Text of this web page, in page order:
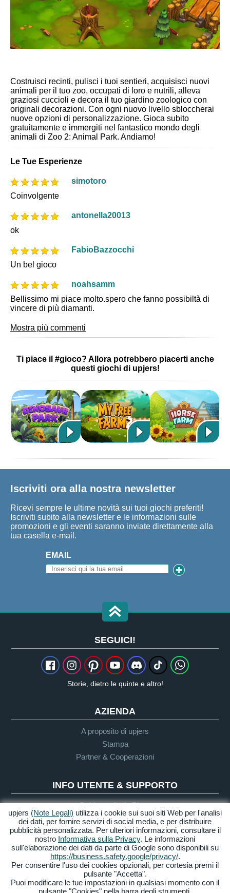
Costruisci recinti, pulisci i tuoi sentieri, acquisisci nuovi
animali per il tuo zoo, occupati di loro e nutrili, alleva
graziosi cuccioli e decora il tuo giardino zoologico con
originali decorazioni. Con ogni nuovo livello sbloccherai
nuove opzioni di personalizzazione. Gioca subito
gratuitamente e immergiti nel fantastico mondo degli
animali di Zoo 2: Animal Park. Andiamo!
Le Tue Esperienze
simotoro
Coinvolgente
antonella20013
ok
FabioBazzocchi
Un bel gioco
noahsamm
Bellissimo mi piace molto.spero che fanno possibiltà di
vincere di più diamanti.
Mostra più commenti
Ti piace il #gioco? Allora potrebbero piacerti anche
questi giochi di upjers!
Iscriviti ora alla nostra newsletter
Ricevi sempre le ultime novità sui tuoi giochi preferiti!
Iscriviti subito alla newsletter e le informazioni sulle
promozioni e gli eventi saranno inviate direttamente alla
tua casella e-mail.
EMAIL
SEGUICI!
Storie, dietro le quinte e altro!
AZIENDA
A proposito di upjers
Stampa
Partner & Cooperazioni
INFO UTENTE & SUPPORTO
Guida per Let's Plays
Supporto
Crediti & Note
Privacy
Termini &
Condizioni
Accessibilità
Gestione Cookies
upjers (Note Legali) utilizza i cookie sui suoi siti Web per l'analisi
dei dati, per fornire servizi di social media, e per distribuire
pubblicità personalizzata. Per ulteriori informazioni, consultare il
nostro Informativa sulla Privacy. Le informazioni
sull'elaborazione dei dati da parte di Google sono disponibili su
https://business.safety.google/privacy/.
Per consentire l'uso dei cookies opzionali, per cortesia premi il
pulsante "Accetta".
Puoi modificare le tue impostazioni in qualsiasi momento con il
pulsante "Cookies" nella barra degli strumenti.